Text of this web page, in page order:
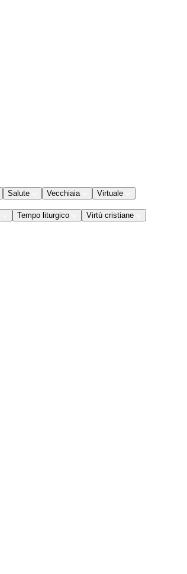
Salute Vecchiaia Virtuale
Tempo liturgico Virtù cristiane